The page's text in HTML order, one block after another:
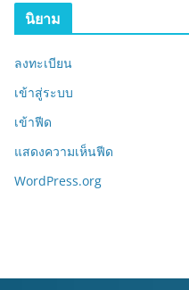
นิยาม
ลงทะเบียน
เข้าสู่ระบบ
เข้าฟีด
แสดงความเห็นฟีด
WordPress.org